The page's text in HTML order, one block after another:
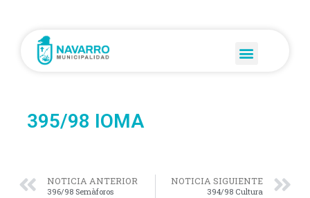
395/98 IOMA
NOTICIA ANTERIOR
396/98 Semàforos
NOTICIA SIGUIENTE
394/98 Cultura